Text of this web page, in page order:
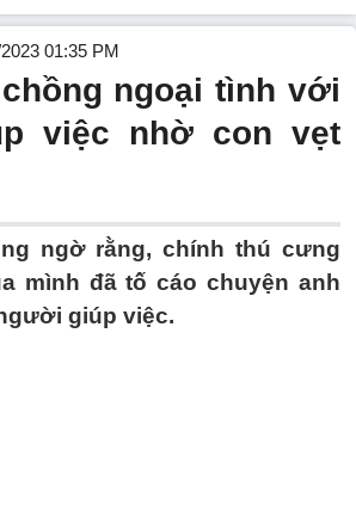
01:35 PM
ngoại tình với
việc nhờ con vẹt
ngờ rằng, chính thú cưng
mình đã tố cáo chuyện anh
giúp việc.